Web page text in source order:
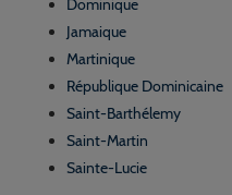
Dominique
Jamaique
Martinique
République Dominicaine
Saint-Barthélemy
Saint-Martin
Sainte-Lucie